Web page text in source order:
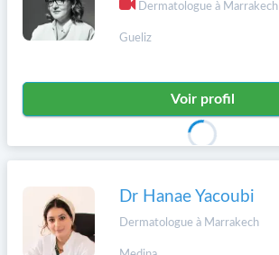
Dermatologue à Marrakech
Gueliz
Voir profil
Dr Hanae Yacoubi
Dermatologue à Marrakech